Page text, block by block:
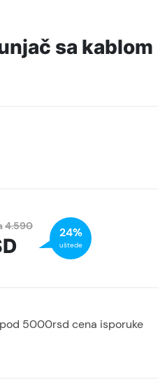
sa kablom
4.590 24%
uštede
5000rsd cena isporuke